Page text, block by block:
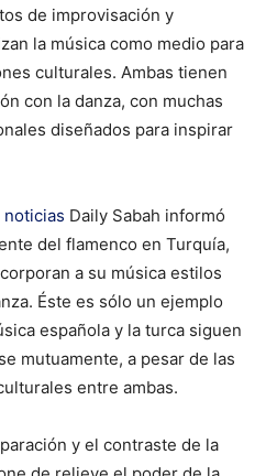
de improvisación y
la música como medio para
culturales. Ambas tienen
con la danza, con muchas
diseñados para inspirar
Daily Sabah informó
del flamenco en Turquía,
a su música estilos
Éste es sólo un ejemplo
española y la turca siguen
mutuamente, a pesar de las
entre ambas.
y el contraste de la